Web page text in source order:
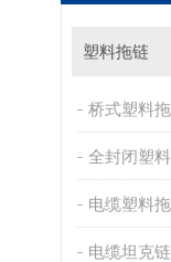
塑料拖链
桥式塑料
全封闭塑
电缆塑料
电缆坦克链